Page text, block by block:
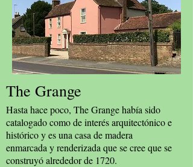
The Grange
Hasta hace poco, The Grange había sido
catalogado como de interés arquitectónico e
histórico y es una casa de madera
enmarcada y renderizada que se cree que se
construyó alrededor de 1720.